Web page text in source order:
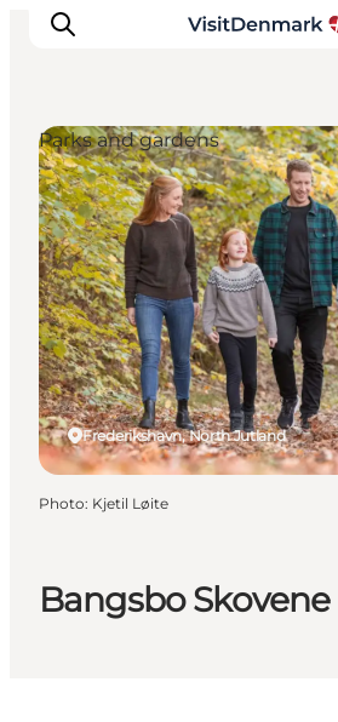
Inspirations
Destinations
Quoi faire
Hébergements
Planifiez votre voyage
Bangsbo Skovene
Frederikshavn, North Jutland
Parks and gardens
Photo: Kjetil Løite